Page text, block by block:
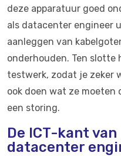
deze apparatuur goed
als datacenter engineer
aanleggen van
onderhouden. Ten slotte
testwerk, zodat je zeker
ook doen wat ze
een storing.
De ICT-kant
datacenter